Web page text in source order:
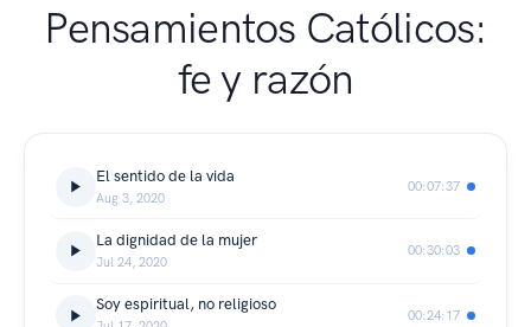
Pensamientos Católicos:
fe y razón
El sentido de la vida
Aug 3, 2020
00:07:37
La dignidad de la mujer
Jul 24, 2020
00:30:03
Soy espiritual, no religioso
00:24:17